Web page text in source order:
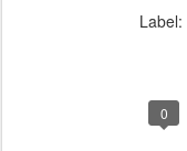
Label:
0